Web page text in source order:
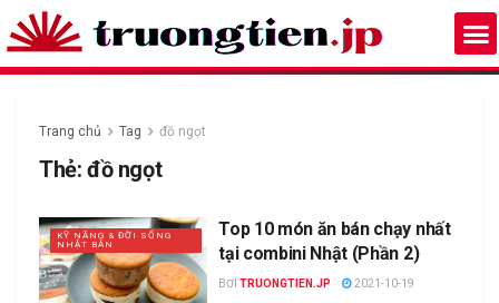
Trang chủ Tag đồ ngọt
Thẻ:đồ ngọt
KỸ NĂNG & ĐỜI SỐNG
NHẬT BẢN
Top 10 món ăn bán chạy nhất
tại combini Nhật (Phần 2)
BƠI TRUONGTIEN.JP 2021-10-19